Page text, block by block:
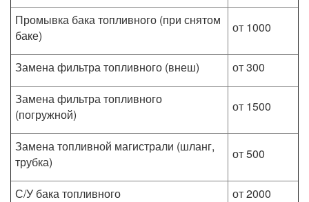
Промывка бака топливного (при снятом
баке)
от 1000
Замена фильтра топливного (внеш)
от 300
Замена фильтра топливного
(погружной)
от 1500
Замена топливной магистрали (шланг,
трубка)
от 500
С/У бака топливного
от 2000